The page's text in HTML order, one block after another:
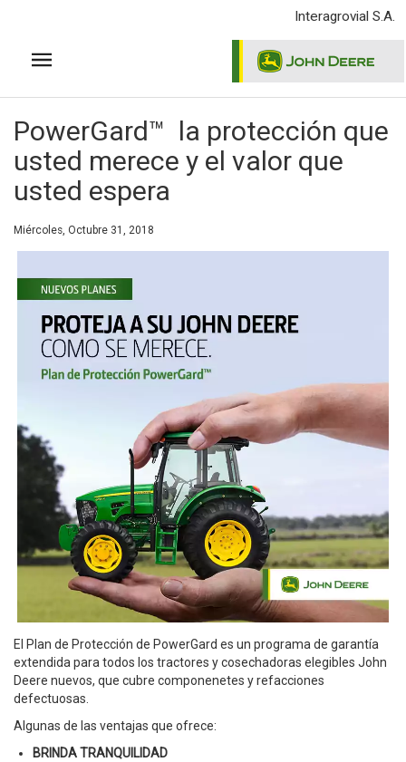
principal
Interagrovial S.A.
PowerGard™ la protección que
usted merece y el valor que
usted espera
Miércoles, Octubre 31, 2018
El Plan de Protección de PowerGard es un programa de garantía
extendida para todos los tractores y cosechadoras elegibles John
Deere nuevos, que cubre componenetes y refacciones
defectuosas.
Algunas de las ventajas que ofrece:
BRINDA TRANQUILIDAD